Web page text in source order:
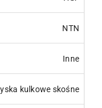
NTN
Inne
kulkowe skośne